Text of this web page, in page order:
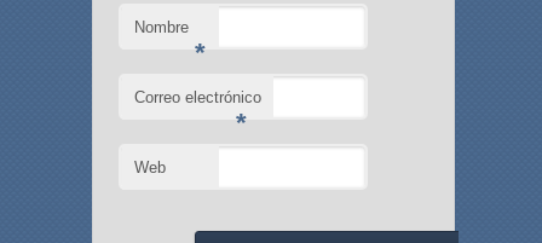
Nombre
*
Correo electrónico
*
Web